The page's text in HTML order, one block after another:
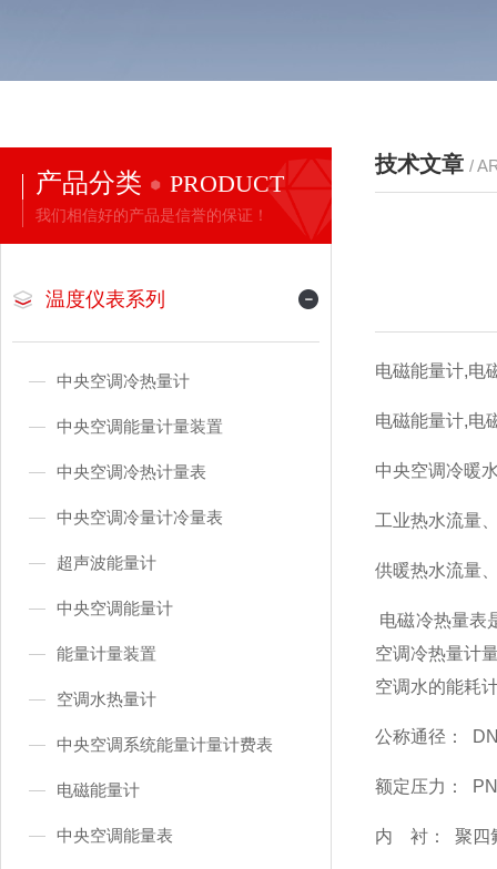
产品分类 PRODUCT
我们相信好的产品是信誉的保证！
温度仪表系列
中央空调冷热量计
中央空调能量计量装置
中央空调冷热计量表
中央空调冷量计冷量表
超声波能量计
中央空调能量计
能量计量装置
空调水热量计
中央空调系统能量计量计费表
电磁能量计
中央空调能量表
技术文章 /
电磁能量计,电
电磁能量计,电
中央空调冷暖
工业热水流量
供暖热水流量
电磁冷热量表
空调冷热量计
空调水的能耗
公称通径：
额定压力：
内 衬： 聚四